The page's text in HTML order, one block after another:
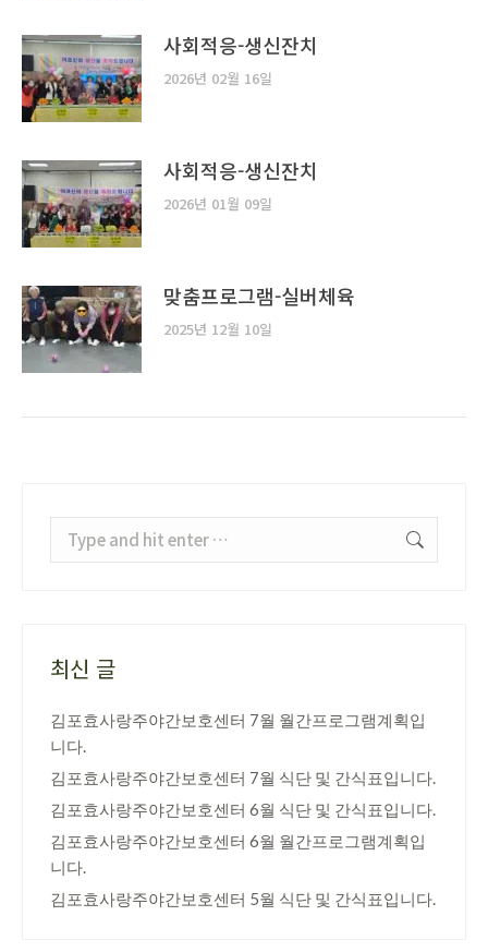
사회적응-생신잔치
2026년 02월 16일
사회적응-생신잔치
2026년 01월 09일
맞춤프로그램-실버체육
2025년 12월 10일
Search:
최신 글
김포효사랑주야간보호센터 7월 월간프로그램계획입
니다.
김포효사랑주야간보호센터 7월 식단 및 간식표입니다.
김포효사랑주야간보호센터 6월 식단 및 간식표입니다.
김포효사랑주야간보호센터 6월 월간프로그램계획입
니다.
김포효사랑주야간보호센터 5월 식단 및 간식표입니다.